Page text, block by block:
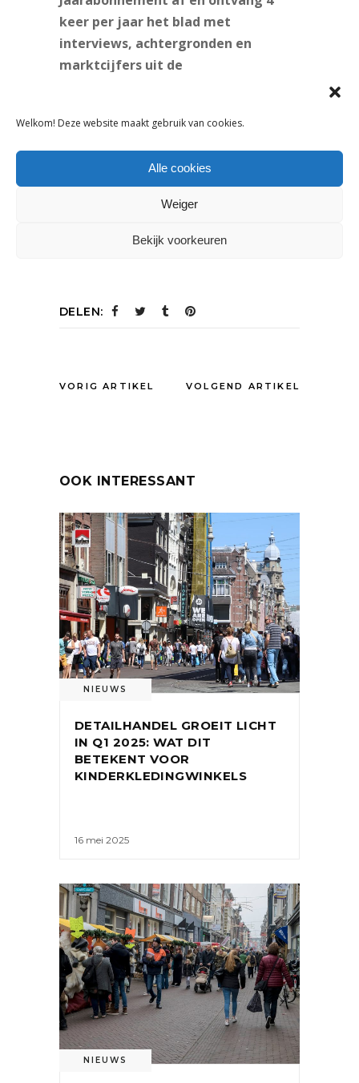
Welkom! Deze website maakt gebruik van cookies.
Alle cookies
Weiger
Bekijk voorkeuren
keer per jaar het blad met
interviews, achtergronden en
marktcijfers uit de
speciaal voor onze abonnees
samengesteld door onze
trendwatchers, en krijg je korting
Bekijk hier de
mogelijkheden.
DELEN:
VORIG ARTIKEL VOLGEND ARTIKEL
OOK INTERESSANT
NIEUWS
DETAILHANDEL GROEIT LICHT
IN Q1 2025: WAT DIT
BETEKENT VOOR
KINDERKLEDINGWINKELS
16 mei 2025
NIEUWS